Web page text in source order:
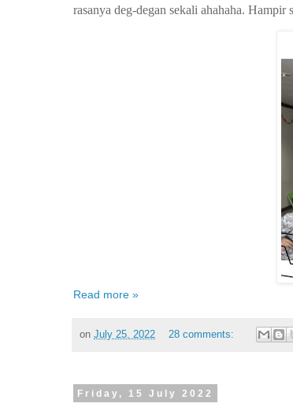
rasanya deg-degan sekali ahahaha.
Read more »
on July 25, 2022 28 comments:
Friday, 15 July 2022